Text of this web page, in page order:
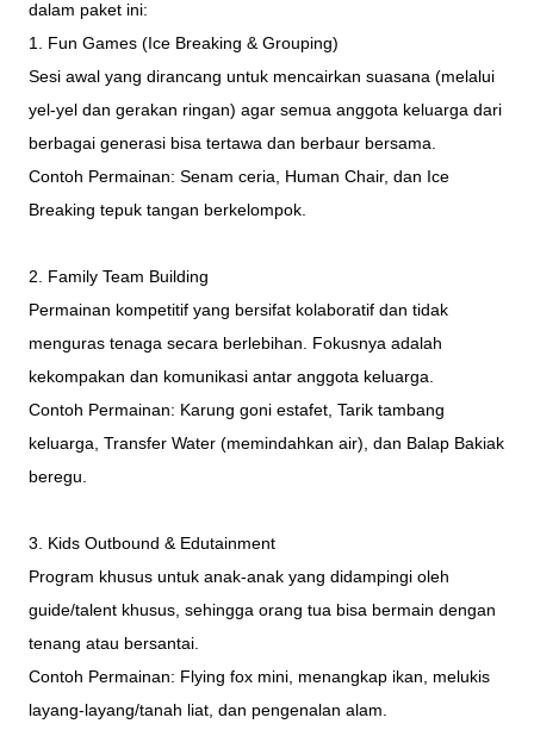
dalam paket ini:
1. Fun Games (Ice Breaking & Grouping)
Sesi awal yang dirancang untuk mencairkan suasana (melalui
yel-yel dan gerakan ringan) agar semua anggota keluarga dari
berbagai generasi bisa tertawa dan berbaur bersama.
Contoh Permainan: Senam ceria, Human Chair, dan Ice
Breaking tepuk tangan berkelompok.
2. Family Team Building
Permainan kompetitif yang bersifat kolaboratif dan tidak
menguras tenaga secara berlebihan. Fokusnya adalah
kekompakan dan komunikasi antar anggota keluarga.
Contoh Permainan: Karung goni estafet, Tarik tambang
keluarga, Transfer Water (memindahkan air), dan Balap Bakiak
beregu.
3. Kids Outbound & Edutainment
Program khusus untuk anak-anak yang didampingi oleh
guide/talent khusus, sehingga orang tua bisa bermain dengan
tenang atau bersantai.
Contoh Permainan: Flying fox mini, menangkap ikan, melukis
layang-layang/tanah liat, dan pengenalan alam.